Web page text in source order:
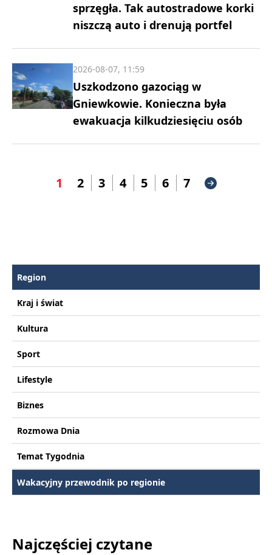
sprzęgła. Tak autostradowe korki
niszczą auto i drenują portfel
Uszkodzono gazociąg w
Gniewkowie. Konieczna była
ewakuacja kilkudziesięciu osób
2026-08-07, 11:59
1 2 3 4 5 6 7
Region
Kraj i świat
Kultura
Sport
Lifestyle
Biznes
Rozmowa Dnia
Temat Tygodnia
Wakacyjny przewodnik po regionie
Najczęściej czytane